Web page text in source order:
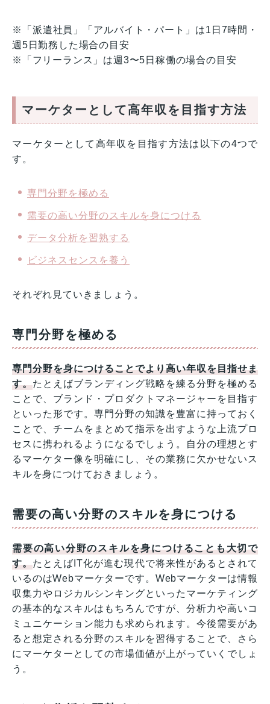
※「派遣社員」「アルバイト・パート」は1日7時間・
週5日勤務した場合の目安
※「フリーランス」は週3〜5日稼働の場合の目安
マーケターとして高年収を目指す方法
マーケターとして高年収を目指す方法は以下の4つで
す。
専門分野を極める
需要の高い分野のスキルを身につける
データ分析を習熟する
ビジネスセンスを養う
それぞれ見ていきましょう。
専門分野を極める
専門分野を身につけることでより高い年収を目指せま
す。たとえばブランディング戦略を練る分野を極める
ことで、ブランド・プロダクトマネージャーを目指す
といった形です。専門分野の知識を豊富に持っておく
ことで、チームをまとめて指示を出すような上流プロ
セスに携われるようになるでしょう。自分の理想とす
るマーケター像を明確にし、その業務に欠かせないス
キルを身につけておきましょう。
需要の高い分野のスキルを身につける
需要の高い分野のスキルを身につけることも大切で
す。たとえばIT化が進む現代で将来性があるとされて
いるのはWebマーケターです。Webマーケターは情報
収集力やロジカルシンキングといったマーケティング
の基本的なスキルはもちろんですが、分析力や高いコ
ミュニケーション能力も求められます。今後需要があ
ると想定される分野のスキルを習得することで、さら
にマーケターとしての市場価値が上がっていくでしょ
う。